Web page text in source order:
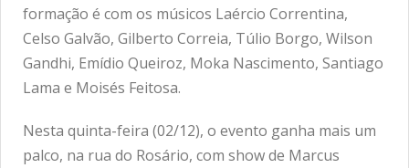
formação é com os músicos Laércio Correntina,
Celso Galvão, Gilberto Correia, Túlio Borgo, Wilson
Gandhi, Emídio Queiroz, Moka Nascimento, Santiago
Lama e Moisés Feitosa.
Nesta quinta-feira (02/12), o evento ganha mais um
palco, na rua do Rosário, com show de Marcus